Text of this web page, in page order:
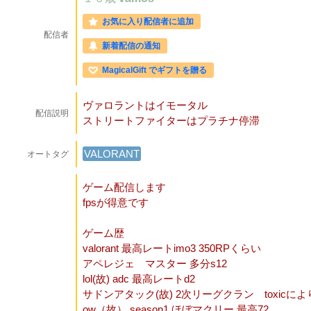
配信者
お気に入り配信者に追加
新着配信の通知
MagicalGift でギフトを贈る
配信説明
ヴァロラントはイモータル
ストリートファイターはプラチナ停滞
オートタグ VALORANT
ゲーム配信します
fpsが得意です
ゲーム歴
valorant 最高レートimo3 350RPくらい
アペレジェ マスター 多分s12
lol(故) adc 最高レートd2
サドンアタック(故) 2次リーグクラン toxicによ